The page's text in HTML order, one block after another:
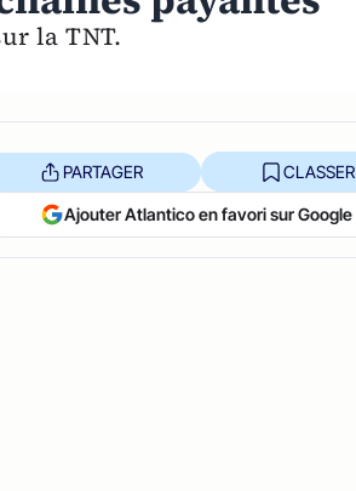
la TNT.
PARTAGER CLASSER
Ajouter Atlantico en favori sur Google